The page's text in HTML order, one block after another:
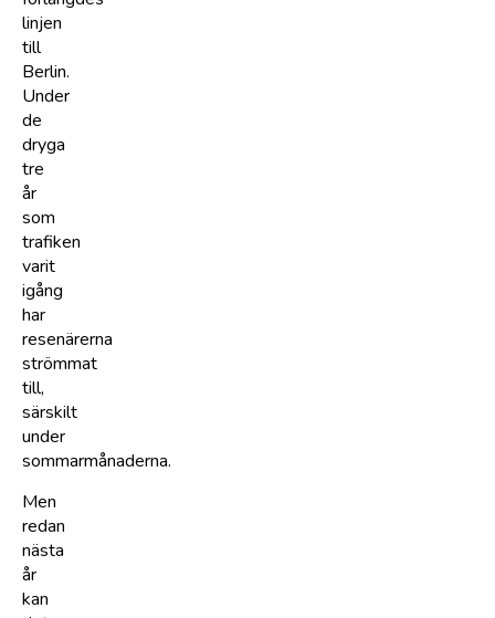
linjen
till
Berlin.
Under
de
dryga
tre
år
som
trafiken
varit
igång
har
resenärerna
strömmat
till,
särskilt
under
sommarmånaderna.
Men
redan
nästa
år
kan